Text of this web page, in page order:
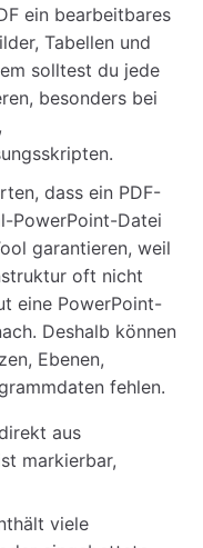
ein bearbeitbares
Tabellen und
solltest du jede
besonders bei
dass ein PDF-
PowerPoint-Datei
garantieren, weil
oft nicht
eine PowerPoint-
Deshalb können
Ebenen,
fehlen.
aus
markierbar,
viele